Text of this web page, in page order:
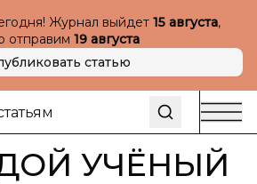
Журнал выйдет 15 августа,
отправим 19 августа
статью
УЧЁНЫЙ